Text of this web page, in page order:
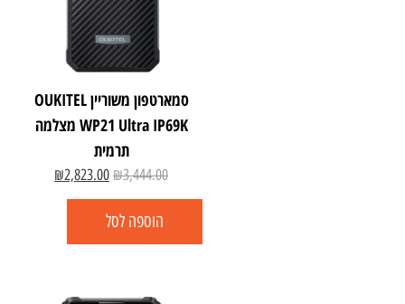
סמארטפון משוריין OUKITEL
WP21 Ultra IP69K מצלמה
תרמית
₪3,444.00
₪2,823.00
הוספה לסל